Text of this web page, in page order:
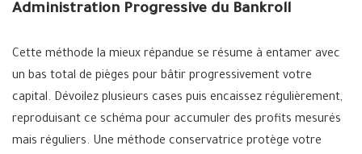
Administration Progressive du Bankroll
Cette méthode la mieux répandue se résume à entamer avec
un bas total de pièges pour bâtir progressivement votre
capital. Dévoilez plusieurs cases puis encaissez régulièrement,
reproduisant ce schéma pour accumuler des profits mesurés
mais réguliers. Une méthode conservatrice protège votre